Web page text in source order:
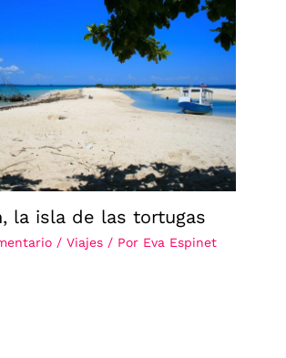
la isla de las tortugas
/ Viajes/ Por Eva Espinet